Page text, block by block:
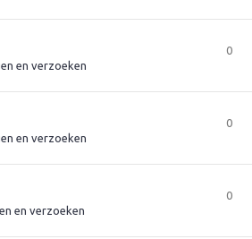
en verzoeken
0
en verzoeken
0
en verzoeken
0